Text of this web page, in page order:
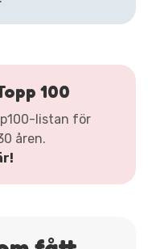
100
listan för
åren.